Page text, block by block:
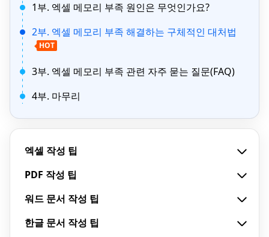
1부. 엑셀 메모리 부족 원인은 무엇인가요?
2부. 엑셀 메모리 부족 해결하는 구체적인 대처법
HOT
3부. 엑셀 메모리 부족 관련 자주 묻는 질문(FAQ)
4부. 마무리
엑셀 작성 팁
PDF 작성 팁
워드 문서 작성 팁
한글 문서 작성 팁